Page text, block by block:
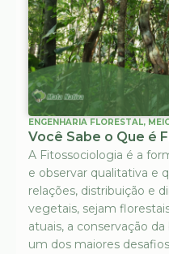
ENGENHARIA FLORESTAL,
Você Sabe o Que é
A Fitossociologia é a
e observar qualitativa e
relações, distribuição e
vegetais, sejam
atuais, a conservação
um dos maiores